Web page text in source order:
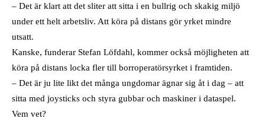
– Det är klart att det sliter att sitta i en bullrig och skakig miljö
under ett helt arbetsliv. Att köra på distans gör yrket mindre
utsatt.
Kanske, funderar Stefan Löfdahl, kommer också möjligheten att
köra på distans locka fler till borroperatörsyrket i framtiden.
– Det är ju lite likt det många ungdomar ägnar sig åt i dag – att
sitta med joysticks och styra gubbar och maskiner i dataspel.
Vem vet?